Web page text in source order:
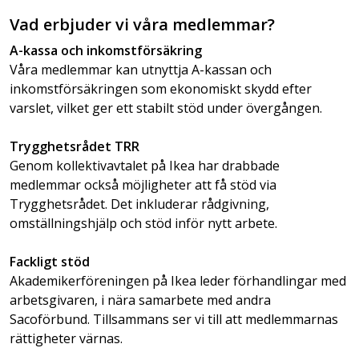
Vad erbjuder vi våra medlemmar?
A-kassa och inkomstförsäkring
Våra medlemmar kan utnyttja A-kassan och
inkomstförsäkringen som ekonomiskt skydd efter
varslet, vilket ger ett stabilt stöd under övergången.
Trygghetsrådet TRR
Genom kollektivavtalet på Ikea har drabbade
medlemmar också möjligheter att få stöd via
Trygghetsrådet. Det inkluderar rådgivning,
omställningshjälp och stöd inför nytt arbete.
Fackligt stöd
Akademikerföreningen på Ikea leder förhandlingar med
arbetsgivaren, i nära samarbete med andra
Sacoförbund. Tillsammans ser vi till att medlemmarnas
rättigheter värnas.